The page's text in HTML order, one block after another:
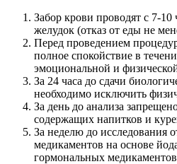
Забор крови проводят с 7-10
желудок (отказ от еды не
Перед проведением
полное спокойствие в
эмоциональной и
За 24 часа до сдачи
необходимо исключить
За день до анализа
содержащих напитков и
За неделю до исследования
медикаментов на основе
гормональных